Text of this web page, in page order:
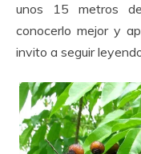
unos 15 metros
conocerlo mejor y
invito a seguir